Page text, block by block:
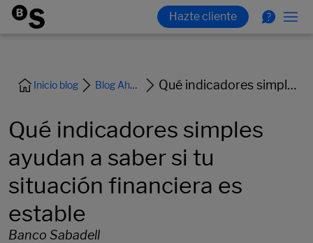
Inicio blog Blog Ahorro-Inversion-Jubilacion Qué indicadores simples ayudan a saber si tu situación financiera es estable
Qué indicadores simples
ayudan a saber si tu
situación financiera es
estable
Banco Sabadell